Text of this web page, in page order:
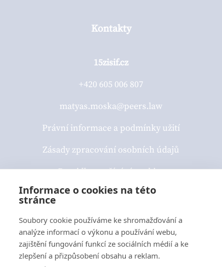
Informace o cookies na této
stránce
Soubory cookie používáme ke shromažďování a
analýze informací o výkonu a používání webu,
zajištění fungování funkcí ze sociálních médií a ke
zlepšení a přizpůsobení obsahu a reklam.
Kontakty
15zisif.cz
+420 605 006 807
matyas.moska@peers.law
Právní informace a podmínky užití
Zásady zpracování osobních údajů
Pravidla používání cookies
Sledujte nás